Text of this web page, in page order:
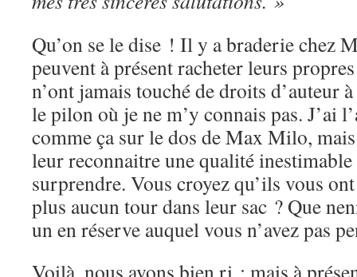
Qu’on se le dise ! Il y a braderie chez
peuvent à présent racheter leurs
n’ont jamais touché de droits d’auteur
le pilon où je ne m’y connais pas. J’ai
comme ça sur le dos de Max Milo,
leur reconnaitre une qualité
surprendre. Vous croyez qu’ils vous
plus aucun tour dans leur sac ? Que
un en réserve auquel vous n’avez pas
Voilà, nous avons bien ri ; mais à